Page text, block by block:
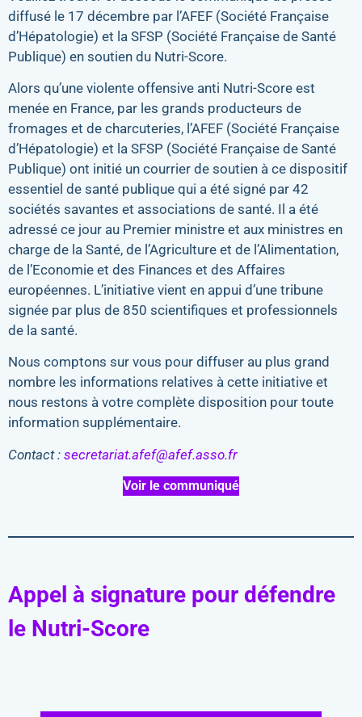
diffusé le 17 décembre par l’AFEF (Société Française
d’Hépatologie) et la SFSP (Société Française de Santé
Publique) en soutien du Nutri-Score.
Alors qu’une violente offensive anti Nutri-Score est
menée en France, par les grands producteurs de
fromages et de charcuteries, l’AFEF (Société Française
d’Hépatologie) et la SFSP (Société Française de Santé
Publique) ont initié un courrier de soutien à ce dispositif
essentiel de santé publique qui a été signé par 42
sociétés savantes et associations de santé. Il a été
adressé ce jour au Premier ministre et aux ministres en
charge de la Santé, de l’Agriculture et de l’Alimentation,
de l’Economie et des Finances et des Affaires
européennes. L’initiative vient en appui d’une tribune
signée par plus de 850 scientifiques et professionnels
de la santé.
Nous comptons sur vous pour diffuser au plus grand
nombre les informations relatives à cette initiative et
nous restons à votre complète disposition pour toute
information supplémentaire.
Contact : secretariat.afef@afef.asso.fr
Voir le communiqué
Appel à signature pour défendre
le Nutri-Score